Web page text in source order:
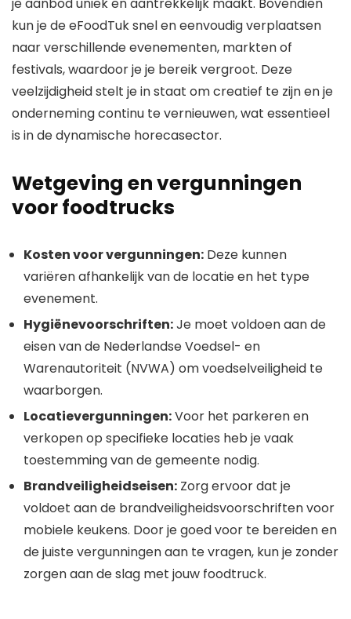
kun je de eFoodTuk snel en eenvoudig verplaatsen
naar verschillende evenementen, markten of
festivals, waardoor je je bereik vergroot. Deze
veelzijdigheid stelt je in staat om creatief te zijn en je
onderneming continu te vernieuwen, wat essentieel
is in de dynamische horecasector.
Wetgeving en vergunningen
voor foodtrucks
Kosten voor vergunningen: Deze kunnen
variëren afhankelijk van de locatie en het type
evenement.
Hygiënevoorschriften:Je moet voldoen aan de
eisen van de Nederlandse Voedsel- en
Warenautoriteit (NVWA) om voedselveiligheid te
waarborgen.
Locatievergunningen:Voor het parkeren en
verkopen op specifieke locaties heb je vaak
toestemming van de gemeente nodig.
Brandveiligheidseisen: Zorg ervoor dat je
voldoet aan de brandveiligheidsvoorschriften voor
mobiele keukens. Door je goed voor te bereiden en
de juiste vergunningen aan te vragen, kun je zonder
zorgen aan de slag met jouw foodtruck.